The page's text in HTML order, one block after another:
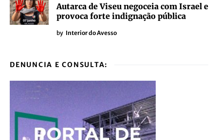
Autarca de Viseu negoceia com Israel e
provoca forte indignação pública
by Interior do Avesso
DENUNCIA E CONSULTA: